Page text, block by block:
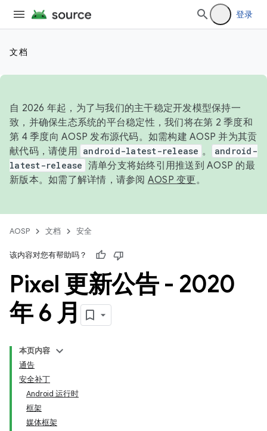
登录
文档
自 2026 年起，为了与我们的主干稳定开发模型保持一
致，并确保生态系统的平台稳定性，我们将在第 2 季度和
第 4 季度向 AOSP 发布源代码。如需构建 AOSP 并为其贡
献代码，请使用 android-latest-release 。
android-
latest-release 清单分支将始终引用推送到 AOSP 的最
新版本。如需了解详情，请参阅 AOSP 变更。
AOSP 文档 安全
该内容对您有帮助吗？
Pixel 更新公告 - 2020
年 6 月
本页内容
通告
安全补丁
Android 运行时
框架
媒体框架